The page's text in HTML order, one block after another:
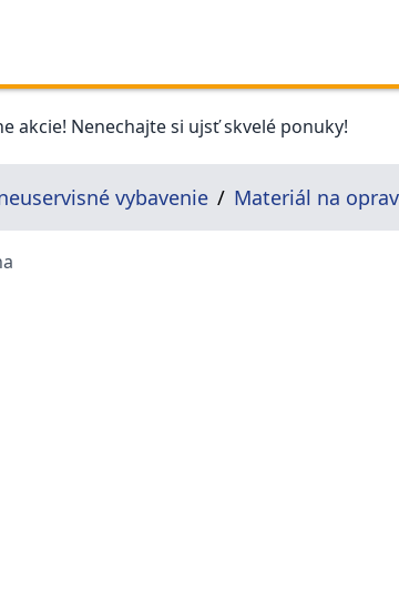
akcie! Nenechajte si ujsť skvelé ponuky!
vybavenie Materiál na